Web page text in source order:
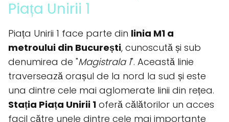
Piața Unirii 1
Piața Unirii 1 face parte din linia M1 a
metroului din București, cunoscută și sub
denumirea de "Magistrala 1". Această linie
traversează orașul de la nord la sud și este
una dintre cele mai aglomerate linii din rețea.
Stația Piața Unirii 1 oferă călătorilor un acces
facil către unele dintre cele mai importante